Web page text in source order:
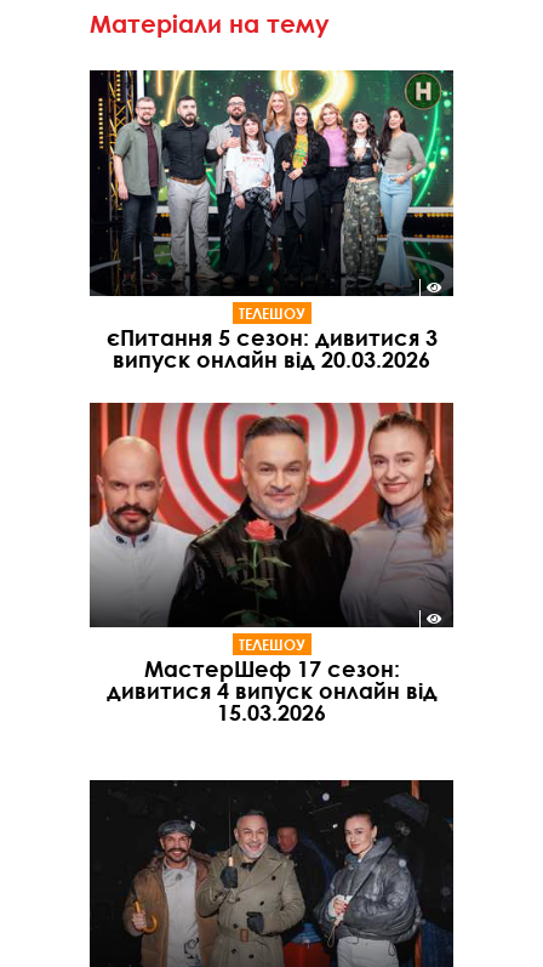
Матеріали на тему
ТЕЛЕШОУ
єПитання 5 сезон: дивитися 3
випуск онлайн від 20.03.2026
ТЕЛЕШОУ
МастерШеф 17 сезон:
дивитися 4 випуск онлайн від
15.03.2026